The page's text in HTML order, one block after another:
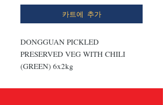
카트에 추가
DONGGUAN PICKLED
PRESERVED VEG WITH CHILI
(GREEN) 6x2kg